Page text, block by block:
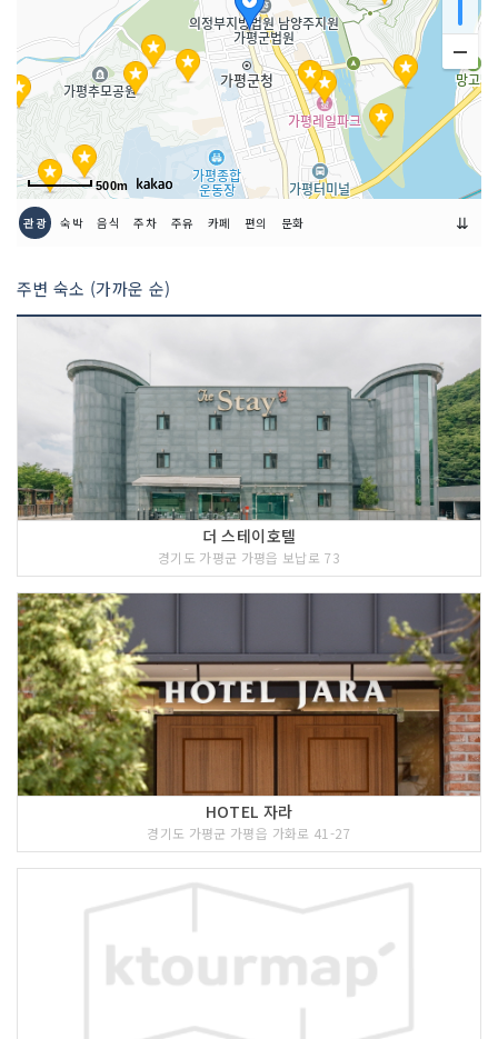
인허가번호 20040377015
500m
관광 숙박 음식 주차 주유 카페 편의 문화 ⇊
주변 숙소 (가까운 순)
더 스테이호텔
경기도 가평군 가평읍 보납로 73
HOTEL 자라
경기도 가평군 가평읍 가화로 41-27